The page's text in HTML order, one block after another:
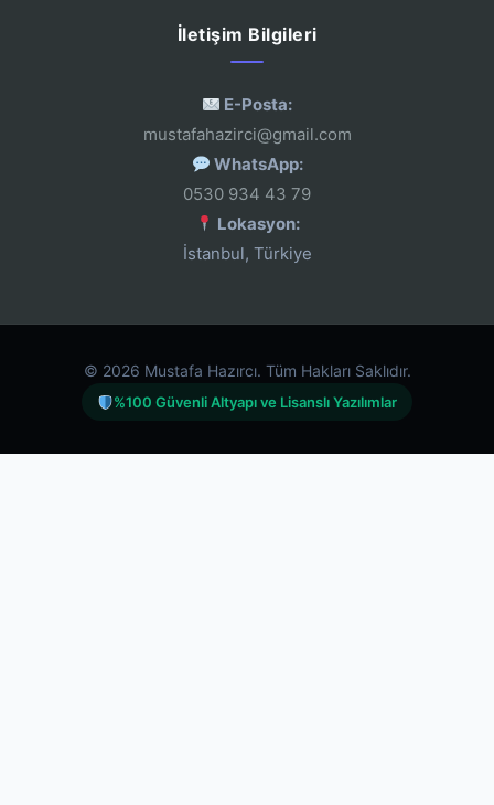
İletişim Bilgileri
E-Posta:
mustafahazirci@gmail.com
WhatsApp:
0530 934 43 79
Lokasyon:
İstanbul, Türkiye
© 2026 Mustafa Hazırcı. Tüm Hakları Saklıdır.
%100 Güvenli Altyapı ve Lisanslı Yazılımlar